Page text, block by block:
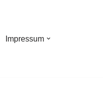
Impressum